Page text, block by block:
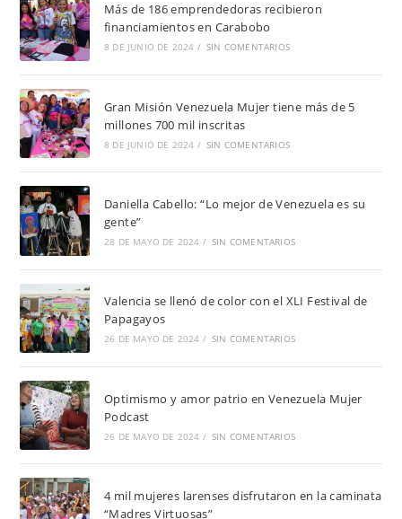
Más de 186 emprendedoras recibieron
financiamientos en Carabobo
8 DE JUNIO DE 2024 / SIN COMENTARIOS
Gran Misión Venezuela Mujer tiene más de 5
millones 700 mil inscritas
8 DE JUNIO DE 2024 / SIN COMENTARIOS
Daniella Cabello: “Lo mejor de Venezuela es su
gente”
28 DE MAYO DE 2024 / SIN COMENTARIOS
Valencia se llenó de color con el XLI Festival de
Papagayos
26 DE MAYO DE 2024 / SIN COMENTARIOS
Optimismo y amor patrio en Venezuela Mujer
Podcast
26 DE MAYO DE 2024 / SIN COMENTARIOS
4 mil mujeres larenses disfrutaron en la caminata
“Madres Virtuosas”